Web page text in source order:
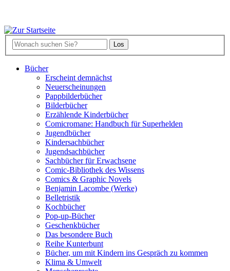
Bücher
Erscheint demnächst
Neuerscheinungen
Pappbilderbücher
Bilderbücher
Erzählende Kinderbücher
Comicromane: Handbuch für Superhelden
Jugendbücher
Kindersachbücher
Jugendsachbücher
Sachbücher für Erwachsene
Comic-Bibliothek des Wissens
Comics & Graphic Novels
Benjamin Lacombe (Werke)
Belletristik
Kochbücher
Pop-up-Bücher
Geschenkbücher
Das besondere Buch
Reihe Kunterbunt
Bücher, um mit Kindern ins Gespräch zu kommen
Klima & Umwelt